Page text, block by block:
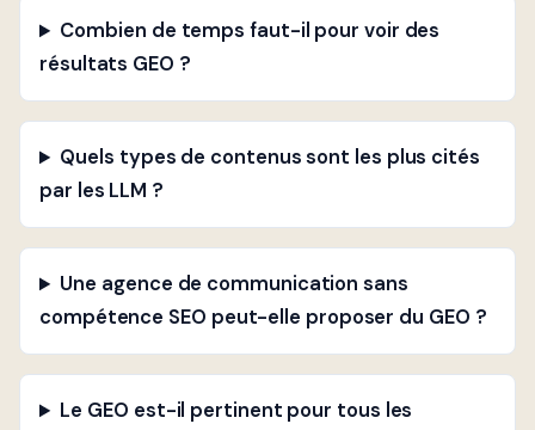
Combien de temps faut-il pour voir des
résultats GEO ?
Quels types de contenus sont les plus cités
par les LLM ?
Une agence de communication sans
compétence SEO peut-elle proposer du GEO ?
Le GEO est-il pertinent pour tous les